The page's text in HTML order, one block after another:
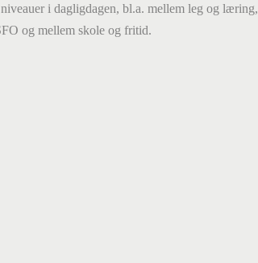
i dagligdagen, bl.a. mellem leg og læring,
og mellem skole og fritid.